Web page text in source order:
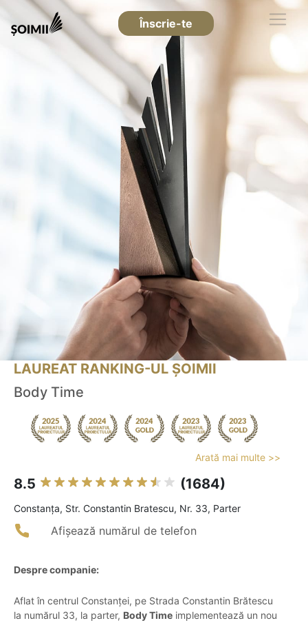
Înscrie-te
LAUREAT RANKING-UL ȘOIMII
Body Time
Arată mai multe >>
8.5 (1684)
Constanţa, Str. Constantin Bratescu, Nr. 33, Parter
Afișează numărul de telefon
Despre companie:
Aflat în centrul Constanței, pe Strada Constantin Brătescu
la numărul 33, la parter, Body Time implementează un nou